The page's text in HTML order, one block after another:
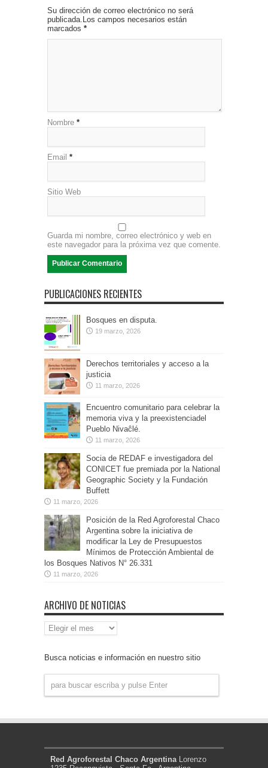
Su dirección de correo electrónico no será
publicada.Los campos necesarios están
marcados *
Nombre *
Email *
Sitio Web
Guarda mi nombre, correo electrónico y web en
este navegador para la próxima vez que comente.
PUBLICACIONES RECIENTES
Bosques en disputa.
19 marzo, 2026
Derechos territoriales y acceso a la
justicia
11 marzo, 2026
Encuentro comunitario para celebrar la
memoria viva y la preexistenciadel
Pueblo Nivaĉlé.
11 marzo, 2026
Socia de REDAF e investigadora del
CONICET fue premiada por la National
Geographic Society y la Fundación
Buffett
11 marzo, 2026
Posición de la Red Agroforestal Chaco
Argentina sobre la iniciativa de
modificar la Ley de Presupuestos
Mínimos de Protección Ambiental de
los Bosques Nativos N° 26.331
11 marzo, 2026
ARCHIVO DE NOTICIAS
Archivo
de
Busca noticias e información en nuestro sitio
Red Agroforestal Chaco Argentina Lorenzo